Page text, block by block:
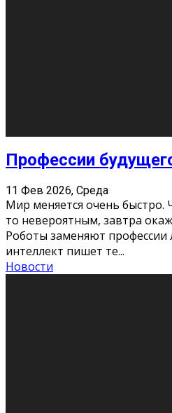
Как бороться со
11 Фев 2026, Среда
Стресс – нормальная
факторов, воздействующих
больше, чем ресурсов. Есть
стрессовым состояни
Новости